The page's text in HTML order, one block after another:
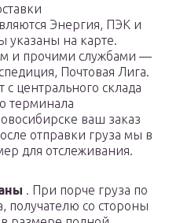
Энергия, ПЭК и
указаны на карте.
и прочими службами —
Почтовая Лига.
с центрального склада
терминала
ваш заказ
отправки груза мы в
для отслеживания.
. При порче груза по
получателю со стороны